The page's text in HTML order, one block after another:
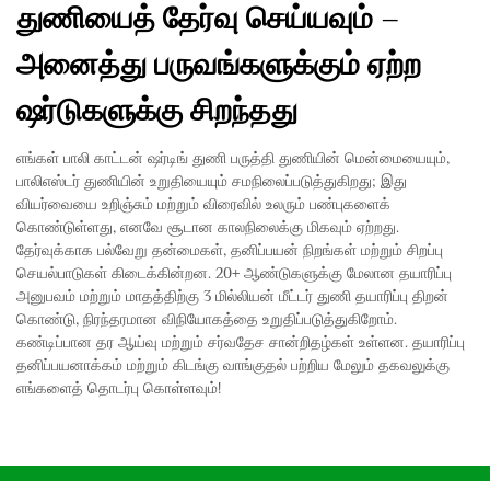
துணியைத் தேர்வு செய்யவும் –
அனைத்து பருவங்களுக்கும் ஏற்ற
ஷர்டுகளுக்கு சிறந்தது
எங்கள் பாலி காட்டன் ஷர்டிங் துணி பருத்தி துணியின் மென்மையையும்,
பாலிஎஸ்டர் துணியின் உறுதியையும் சமநிலைப்படுத்துகிறது; இது
வியர்வையை உறிஞ்சும் மற்றும் விரைவில் உலரும் பண்புகளைக்
கொண்டுள்ளது, எனவே சூடான காலநிலைக்கு மிகவும் ஏற்றது.
தேர்வுக்காக பல்வேறு தன்மைகள், தனிப்பயன் நிறங்கள் மற்றும் சிறப்பு
செயல்பாடுகள் கிடைக்கின்றன. 20+ ஆண்டுகளுக்கு மேலான தயாரிப்பு
அனுபவம் மற்றும் மாதத்திற்கு 3 மில்லியன் மீட்டர் துணி தயாரிப்பு திறன்
கொண்டு, நிரந்தரமான விநியோகத்தை உறுதிப்படுத்துகிறோம்.
கண்டிப்பான தர ஆய்வு மற்றும் சர்வதேச சான்றிதழ்கள் உள்ளன. தயாரிப்பு
தனிப்பயனாக்கம் மற்றும் கிடங்கு வாங்குதல் பற்றிய மேலும் தகவலுக்கு
எங்களைத் தொடர்பு கொள்ளவும்!